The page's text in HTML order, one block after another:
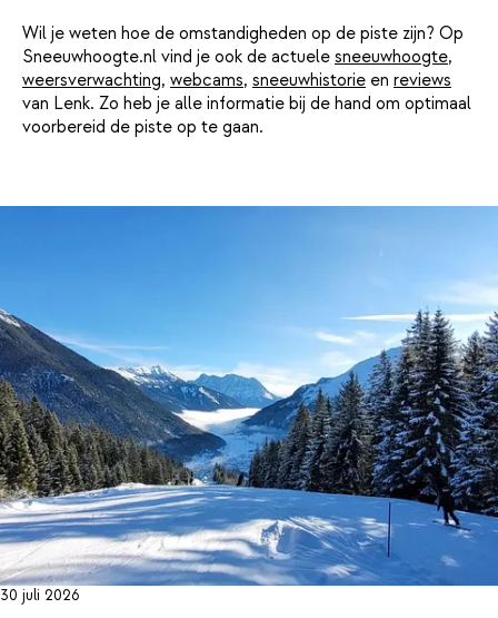
Wil je weten hoe de omstandigheden op de piste zijn? Op
Sneeuwhoogte.nl vind je ook de actuele sneeuwhoogte,
weersverwachting, webcams, sneeuwhistorie en reviews
van Lenk. Zo heb je alle informatie bij de hand om optimaal
voorbereid de piste op te gaan.
30 juli 2026